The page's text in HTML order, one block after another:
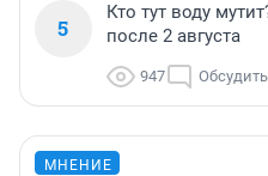
5
Кто тут воду
после 2 августа
947 Обсудить
МНЕНИЕ